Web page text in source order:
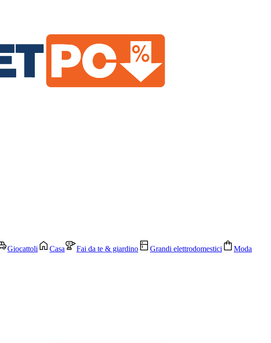
Giocattoli Casa Fai da te & giardino Grandi elettrodomestici Moda